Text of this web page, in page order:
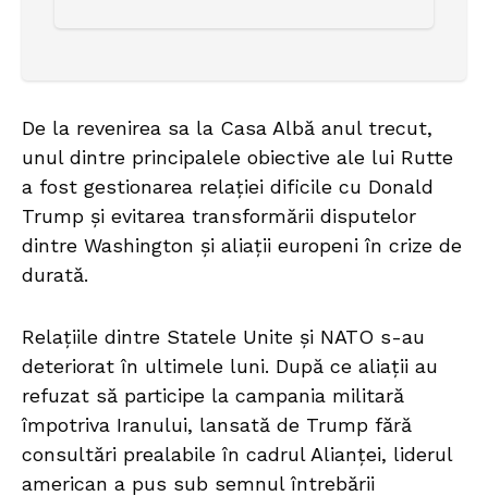
De la revenirea sa la Casa Albă anul trecut,
unul dintre principalele obiective ale lui Rutte
a fost gestionarea relației dificile cu Donald
Trump și evitarea transformării disputelor
dintre Washington și aliații europeni în crize de
durată.
Relațiile dintre Statele Unite și NATO s-au
deteriorat în ultimele luni. După ce aliații au
refuzat să participe la campania militară
împotriva Iranului, lansată de Trump fără
consultări prealabile în cadrul Alianței, liderul
american a pus sub semnul întrebării